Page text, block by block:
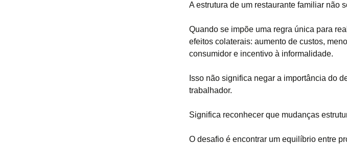
A estrutura de um restaurante familiar não
Quando se impõe uma regra única para
efeitos colaterais: aumento de custos,
consumidor e incentivo à informalidade.
Isso não significa negar a importância do
trabalhador.
Significa reconhecer que mudanças
O desafio é encontrar um equilíbrio entre